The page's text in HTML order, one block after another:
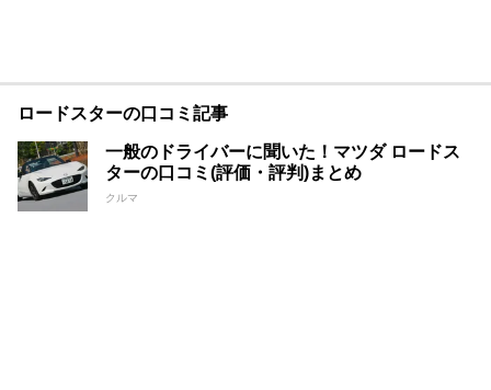
ロードスターの口コミ記事
一般のドライバーに聞いた！マツダ ロードス
ターの口コミ(評価・評判)まとめ
クルマ